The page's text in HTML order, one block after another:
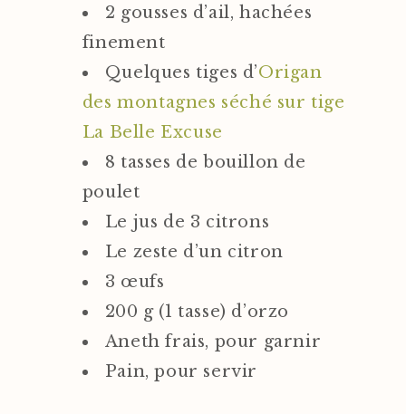
2 gousses d’ail, hachées
finement
Quelques tiges d’Origan
des montagnes séché sur tige
La Belle Excuse
8 tasses de bouillon de
poulet
Le jus de 3 citrons
Le zeste d’un citron
3 œufs
200 g (1 tasse) d’orzo
Aneth frais, pour garnir
Pain, pour servir